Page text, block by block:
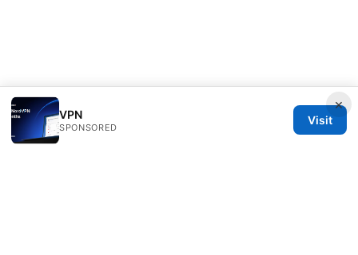
×
VPN
SPONSORED
Visit